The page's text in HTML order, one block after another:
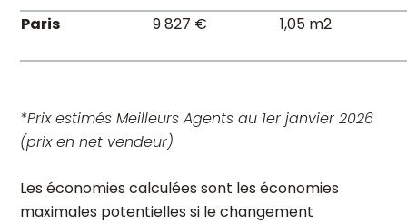
Paris 9 827 € 1,05 m2
*Prix estimés Meilleurs Agents au 1er janvier 2026
(prix en net vendeur)
Les économies calculées sont les économies
maximales potentielles si le changement